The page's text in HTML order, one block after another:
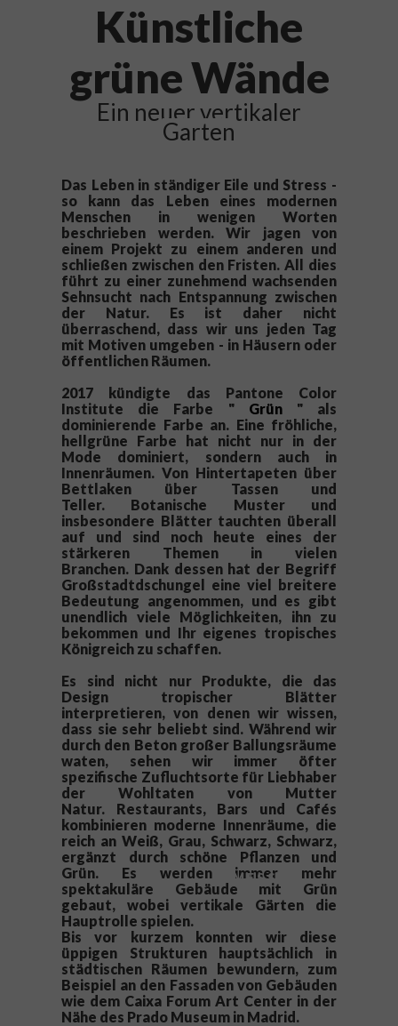
M E S S E
Künstliche
grüne Wände
Ein neuer vertikaler
Garten
Das Leben in ständiger Eile und Stress -
so kann das Leben eines modernen
Menschen in wenigen Worten
beschrieben werden. Wir jagen von
einem Projekt zu einem anderen und
schließen zwischen den Fristen.All dies
führt zu einer zunehmend wachsenden
Sehnsucht nach Entspannung zwischen
der Natur. Es ist daher nicht
überraschend, dass wir uns jeden Tag
mit Motiven umgeben - in Häusern oder
öffentlichen Räumen.
2017 kündigte das Pantone Color
Institute die Farbe " Grün" als
dominierende Farbe an. Eine fröhliche,
hellgrüne Farbe hat nicht nur in der
Mode dominiert, sondern auch in
Innenräumen. Von Hintertapeten über
Bettlaken über Tassen und
Teller. Botanische Muster und
insbesondere Blätter tauchten überall
auf und sind noch heute eines der
stärkeren Themen in vielen
Branchen. Dank dessen hat der Begriff
Großstadtdschungel eine viel breitere
Bedeutung angenommen, und es gibt
unendlich viele Möglichkeiten, ihn zu
bekommen und Ihr eigenes tropisches
Königreich zu schaffen.
Es sind nicht nur Produkte, die das
Design tropischer Blätter
interpretieren, von denen wir wissen,
dass sie sehr beliebt sind. Während wir
durch den Beton großer Ballungsräume
waten, sehen wir immer öfter
spezifische Zufluchtsorte für Liebhaber
der Wohltaten von Mutter
Natur. Restaurants, Bars und Cafés
kombinieren moderne Innenräume, die
reich an Weiß, Grau, Schwarz, Schwarz,
ergänzt durch schöne Pflanzen und
Grün. Es werden immer mehr
spektakuläre Gebäude mit Grün
gebaut, wobei vertikale Gärten die
Hauptrolle spielen.
Bis vor kurzem konnten wir diese
üppigen Strukturen hauptsächlich in
städtischen Räumen bewundern, zum
Beispiel an den Fassaden von Gebäuden
wie dem Caixa Forum Art Center in der
Nähe des Prado Museum in Madrid.